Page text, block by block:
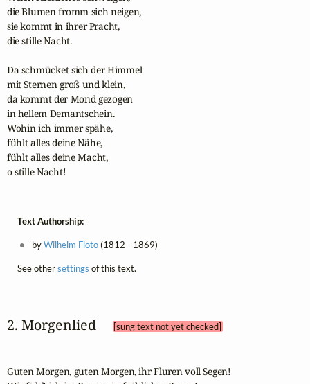
die Blumen fromm sich neigen,
sie kommt in ihrer Pracht,
die stille Nacht.
Da schmücket sich der Himmel
mit Sternen groß und klein,
da kommt der Mond gezogen
in hellem Demantschein.
Wohin ich immer spähe,
fühlt alles deine Nähe,
fühlt alles deine Macht,
o stille Nacht!
Text Authorship:
byWilhelm Floto(1812 - 1869)
See othersettings of this text.
2. Morgenlied [sung text not yet checked]
Guten Morgen, guten Morgen, ihr Fluren voll Segen!